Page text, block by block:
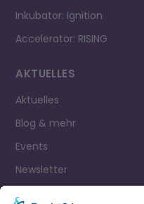
Inkubator: Ignition
Accelerator: RISING
AKTUELLES
Aktuelles
Blog & mehr
Events
Newsletter